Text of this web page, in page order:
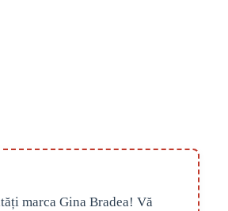
marca Gina Bradea! Vă